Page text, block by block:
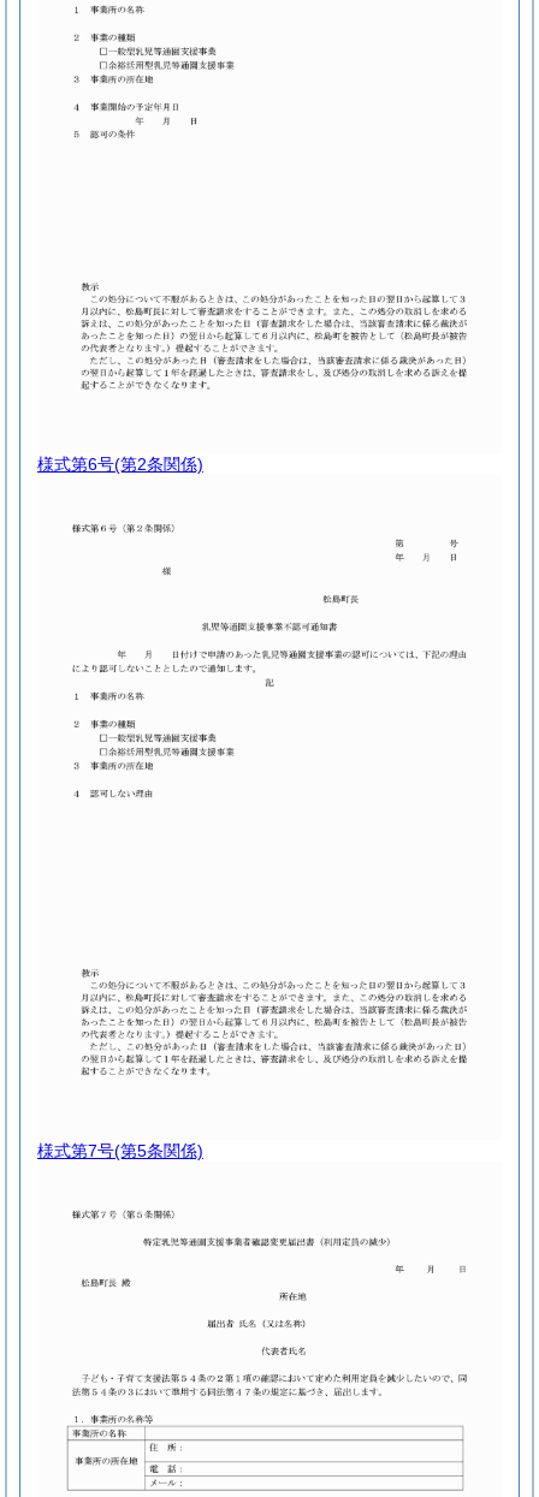
様式第6号(第2条関係)
様式第7号(第5条関係)